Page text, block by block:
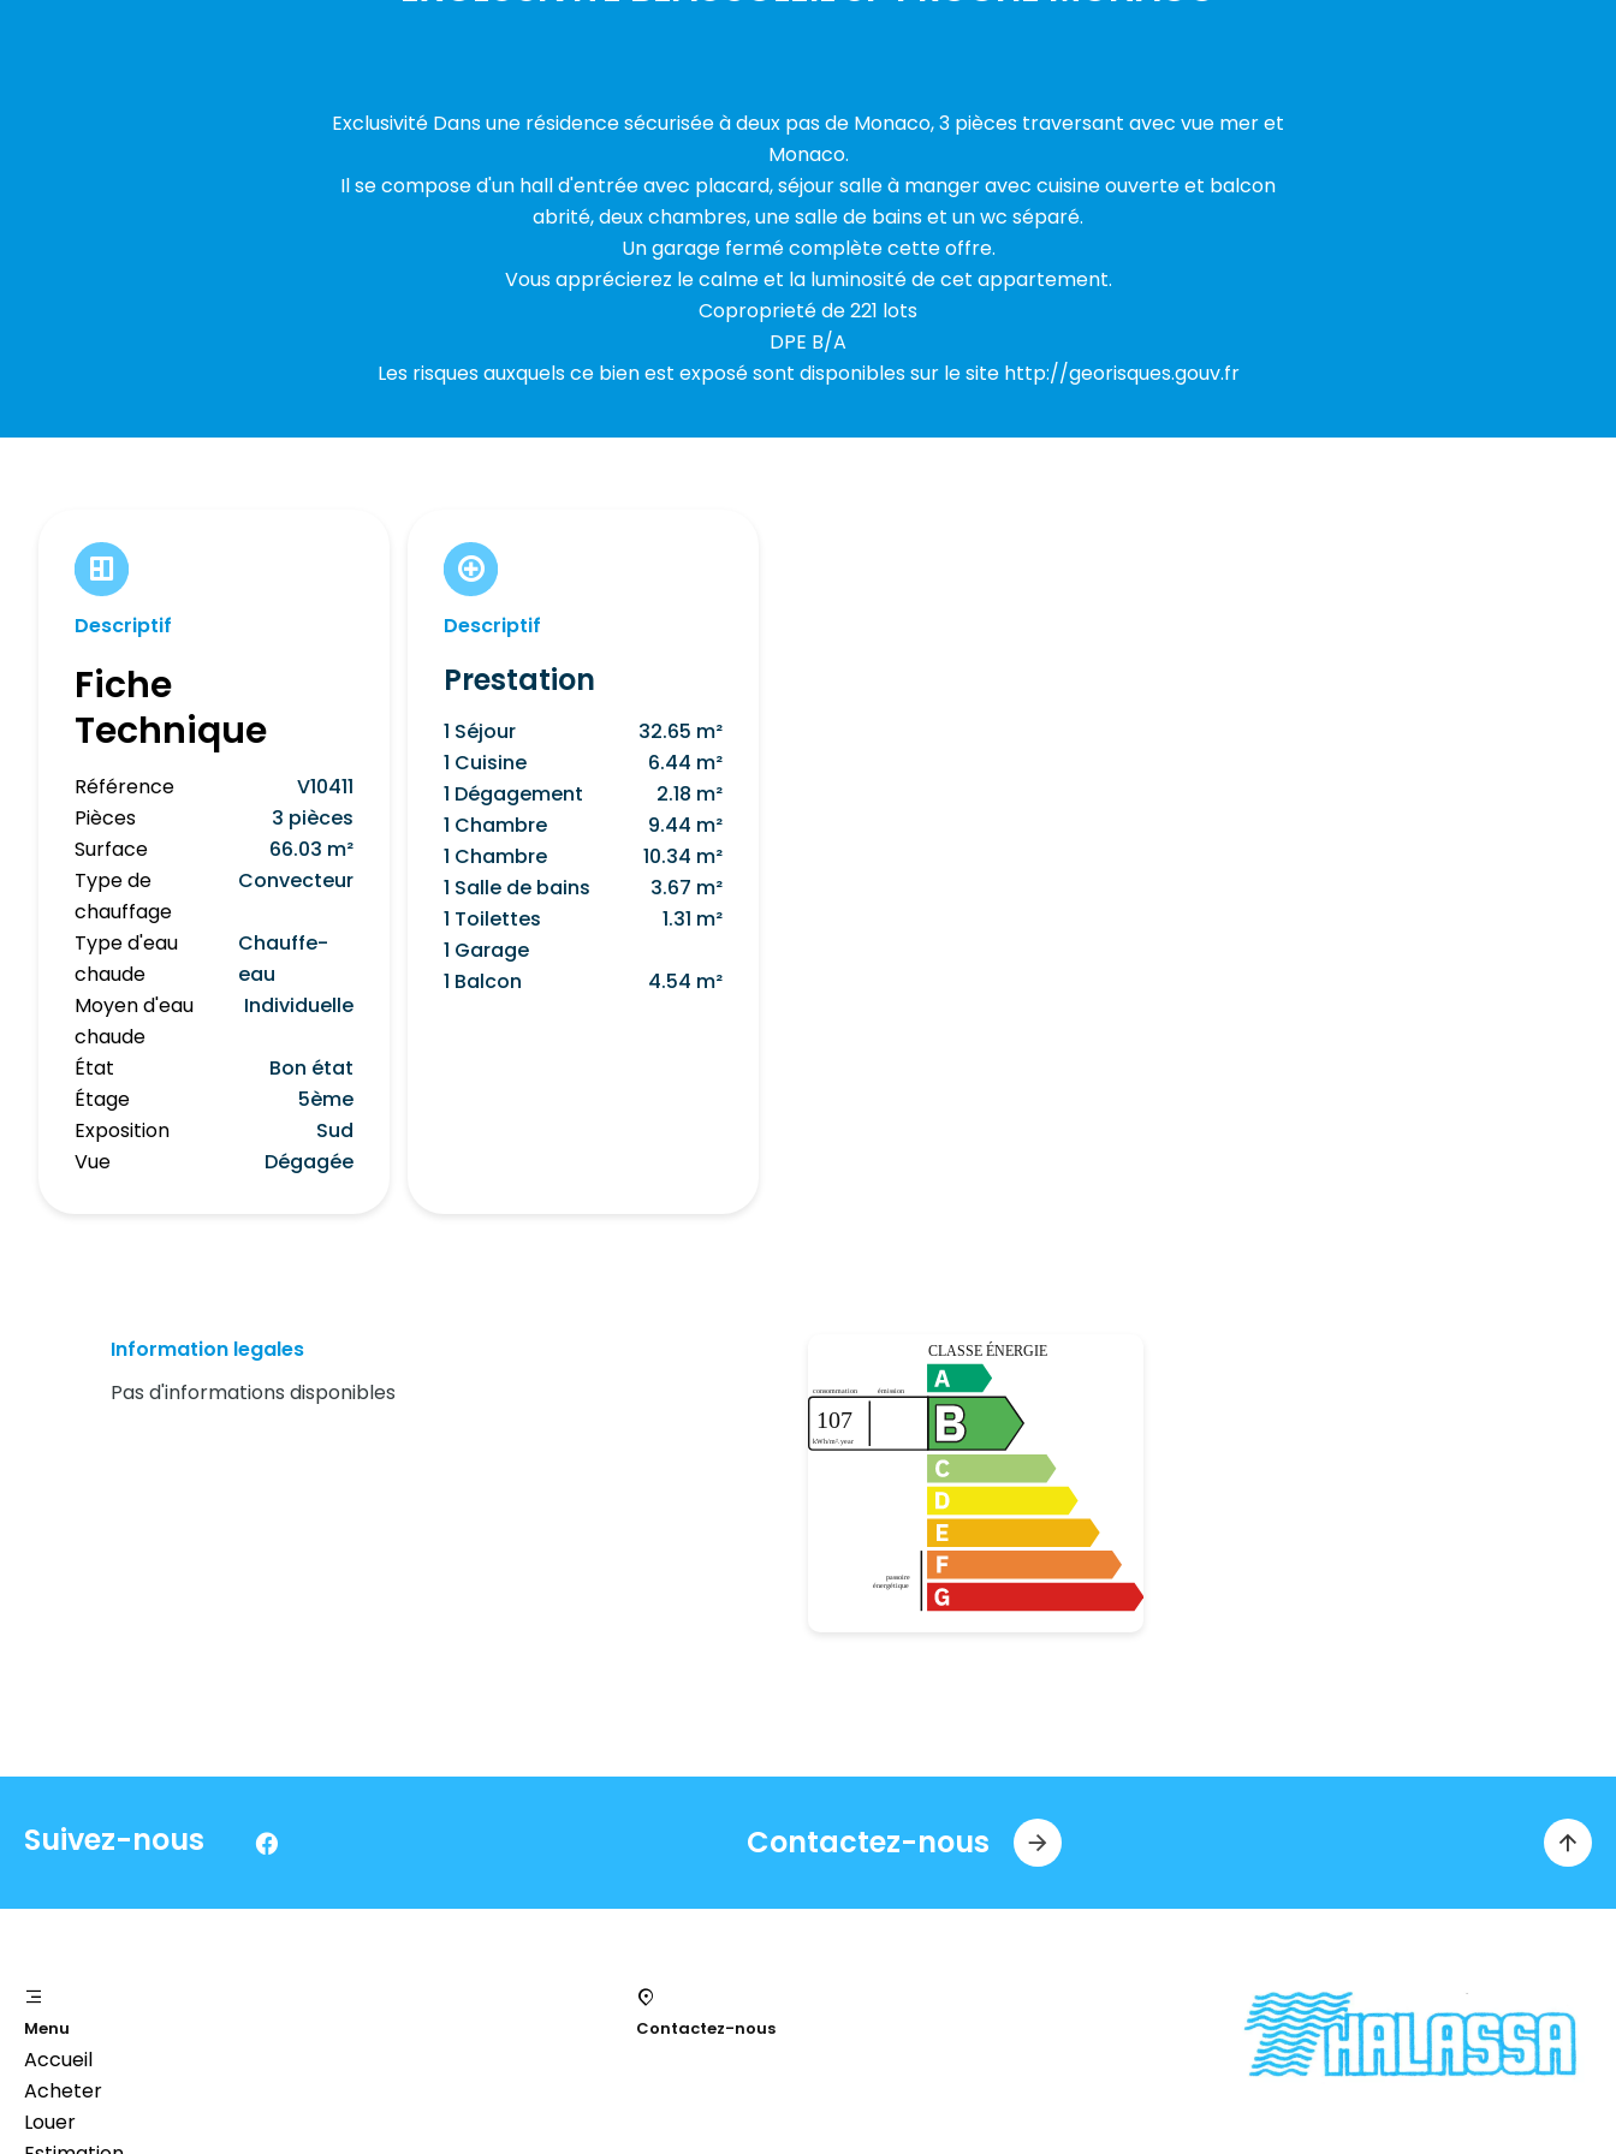
Exclusivité Dans une résidence sécurisée à deux pas de Monaco, 3 pièces traversant avec vue mer et
Monaco.
Il se compose d'un hall d'entrée avec placard, séjour salle à manger avec cuisine ouverte et balcon
abrité, deux chambres, une salle de bains et un wc séparé.
Un garage fermé complète cette offre.
Vous apprécierez le calme et la luminosité de cet appartement.
Coproprieté de 221 lots
DPE B/A
Les risques auxquels ce bien est exposé sont disponibles sur le site http://georisques.gouv.fr
Descriptif
Fiche
Technique
Référence
V10411
Pièces
3 pièces
Surface
66.03 m²
Type de
chauffage
Convecteur
Type d'eau
chaude
Chauffe-
eau
Moyen d'eau
chaude
Individuelle
État
Bon état
Étage
5ème
Exposition
Sud
Vue
Dégagée
Descriptif
Prestation
1 Séjour
32.65 m²
1 Cuisine
6.44 m²
1 Dégagement
2.18 m²
1 Chambre
9.44 m²
1 Chambre
10.34 m²
1 Salle de bains
3.67 m²
1 Toilettes
1.31 m²
1 Garage
1 Balcon
4.54 m²
Information legales
Pas d'informations disponibles
Suivez-nous Contactez-nous
Menu
Accueil
Acheter
Louer
Contactez-nous